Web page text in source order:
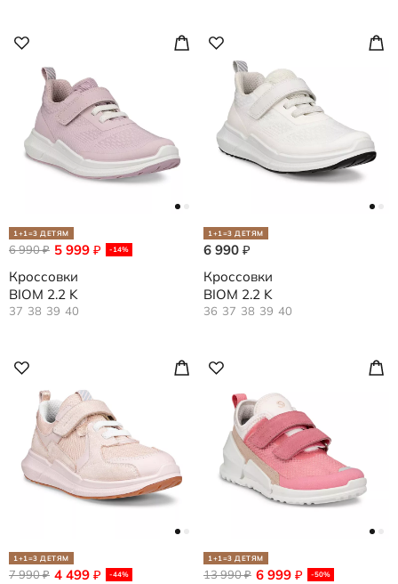
1+1=3 ДЕТЯМ
5 999 ₽ -14%
6 990₽
Кроссовки
BIOM 2.2 K
37 38 39 40
1+1=3 ДЕТЯМ
6 990 ₽
Кроссовки
BIOM 2.2 K
36 37 38 39 40
1+1=3 ДЕТЯМ
4 499 ₽ -44%
7 990₽
1+1=3 ДЕТЯМ
6 999 ₽ -50%
13 990₽